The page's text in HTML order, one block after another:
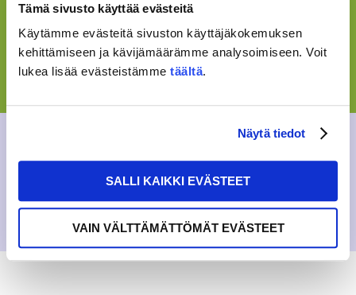
Tämä sivusto käyttää evästeitä
Käytämme evästeitä sivuston käyttäjäkokemuksen
kehittämiseen ja kävijämäärämme analysoimiseen. Voit
lukea lisää evästeistämme täältä.
Näytä tiedot
SALLI KAIKKI EVÄSTEET
VAIN VÄLTTÄMÄTTÖMÄT EVÄSTEET
Sydän lyö tuhatta ja sataa, hiki puskee pintaan, kyyneleet
alkavat valua ja henkesi salpaantuu. Seinät tuntuvat
kaatuvan päälle, ja haluat vain pakoon maailmaa omaan
sänkyysi peiton alle. Olet väsynyt ja ärtynyt, etkä saa
BLOGI